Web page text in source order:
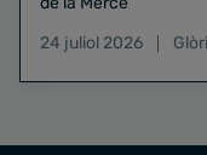
24 juliol 2026